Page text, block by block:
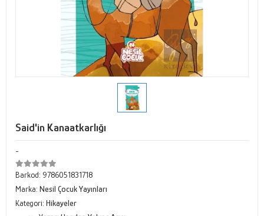
Said'in Kanaatkarlığı
-
Barkod: 9786051831718
Marka: Nesil Çocuk Yayınları
Kategori: Hikayeler